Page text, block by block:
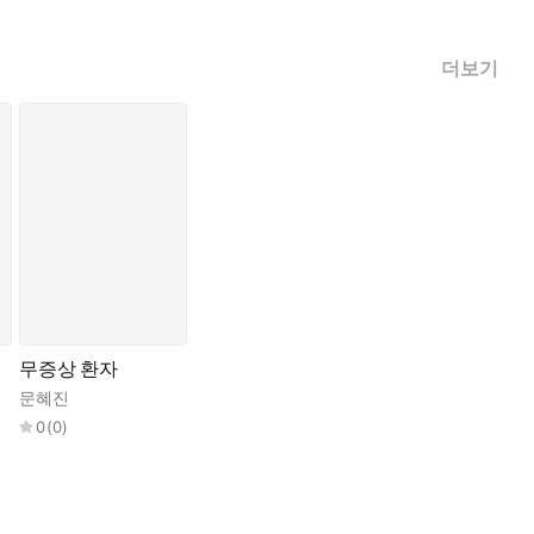
더보기
무증상 환자
문혜진
0(0)